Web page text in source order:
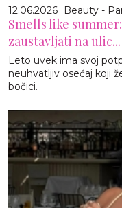
12.06.2026 Beauty -
Smells like
zaustavljati na ulic...
Leto uvek ima svoj
neuhvatljiv osećaj koji
bočici.